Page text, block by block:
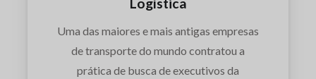
Logística
Uma das maiores e mais antigas empresas
de transporte do mundo contratou a
prática de busca de executivos da